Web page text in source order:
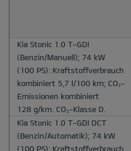
Kia Stonic 1.0 T-GDI
(Benzin/Manuell); 74 kW
(100 PS): Kraftstoffverbrauch
kombiniert 5,7 l/100 km; CO₂-
Emissionen kombiniert
128 g/km. CO₂-Klasse D.
Kia Stonic 1.0 T-GDI DCT
(Benzin/Automatik); 74 kW
(100 PS): Kraftstoffverbrauch